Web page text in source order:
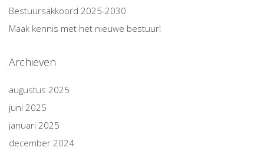
Bestuursakkoord 2025-2030
Maak kennis met het nieuwe bestuur!
Archieven
augustus 2025
juni 2025
januari 2025
december 2024